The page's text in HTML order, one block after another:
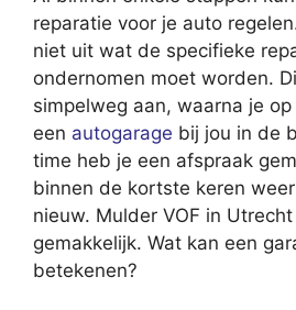
reparatie voor je auto
niet uit wat de specifieke
ondernomen moet worden.
simpelweg aan, waarna je
een autogarage bij jou in de
time heb je een afspraak
binnen de kortste keren
nieuw. Mulder VOF in
gemakkelijk. Wat kan een
betekenen?